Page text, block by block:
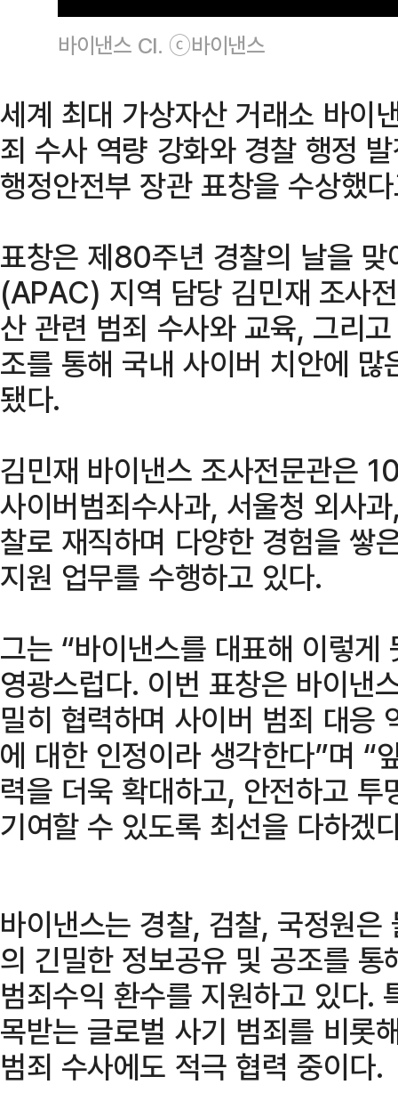
바이낸스 CI. ⓒ바이낸스
세계 최대 가상자산 거래소 바이
죄 수사 역량 강화와 경찰 행정
행정안전부 장관 표창을 수상했
표창은 제80주년 경찰의 날을 맞
(APAC) 지역 담당 김민재 조사
산 관련 범죄 수사와 교육, 그리
조를 통해 국내 사이버 치안에
됐다.
김민재 바이낸스 조사전문관은
사이버범죄수사과, 서울청 외사
찰로 재직하며 다양한 경험을 쌓
지원 업무를 수행하고 있다.
그는 “바이낸스를 대표해 이렇
영광스럽다. 이번 표창은 바이낸
밀히 협력하며 사이버 범죄 대응
에 대한 인정이라 생각한다”며 “
력을 더욱 확대하고, 안전하고
기여할 수 있도록 최선을 다하겠
바이낸스는 경찰, 검찰, 국정원
의 긴밀한 정보공유 및 공조를
범죄수익 환수를 지원하고 있다.
목받는 글로벌 사기 범죄를 비롯
범죄 수사에도 적극 협력 중이다.